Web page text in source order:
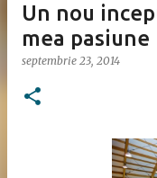
Un nou
mea pasiune
septembrie 23, 2014